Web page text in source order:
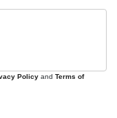
Policy and Terms of